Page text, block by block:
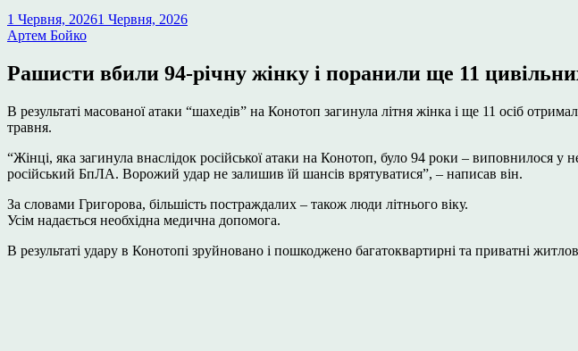
1 Червня, 20261 Червня, 2026
Артем Бойко
Рашисти вбили 94-річну жінку і поранили ще 11
В результаті масованої атаки “шахедів” на Конотоп загинула літня жінка і ще 11 осіб
травня.
“Жінці, яка загинула внаслідок російської атаки на Конотоп, було 94 роки – виповнилося у
російський БпЛА. Ворожий удар не залишив їй шансів врятуватися”, – написав він.
За словами Григорова, більшість постраждалих – також люди літнього віку.
Усім надається необхідна медична допомога.
В результаті удару в Конотопі зруйновано і пошкоджено багатоквартирні та приватні